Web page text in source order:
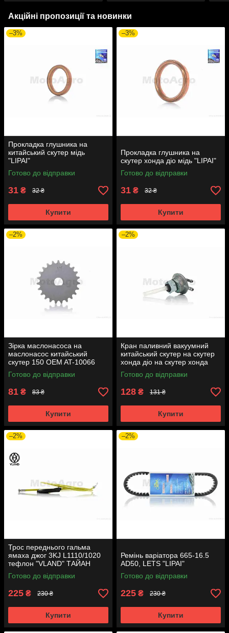
Акційні пропозиції та новинки
–3%
Прокладка глушника на
китайський скутер мідь
"LIPAI"
Готово до відправки
31 ₴ 32 ₴
Купити
–3%
Прокладка глушника на
скутер хонда діо мідь "LIPAI"
Готово до відправки
31 ₴ 32 ₴
Купити
–2%
Зірка маслонасоса на
маслонасос китайський
скутер 150 OEM AT-10066
Готово до відправки
81 ₴ 83 ₴
Купити
–2%
Кран паливний вакуумний
китайський скутер на скутер
хонда діо на скутер хонда
такт AF24 вкручується M16
AT-7074
Готово до відправки
128 ₴ 131 ₴
Купити
–2%
Трос переднього гальма
ямаха джог 3KJ L1110/1020
тефлон "VLAND" ТАЙАН
Готово до відправки
225 ₴ 230 ₴
Купити
–2%
Ремінь варіатора 665-16.5
AD50, LETS "LIPAI"
Готово до відправки
225 ₴ 230 ₴
Купити